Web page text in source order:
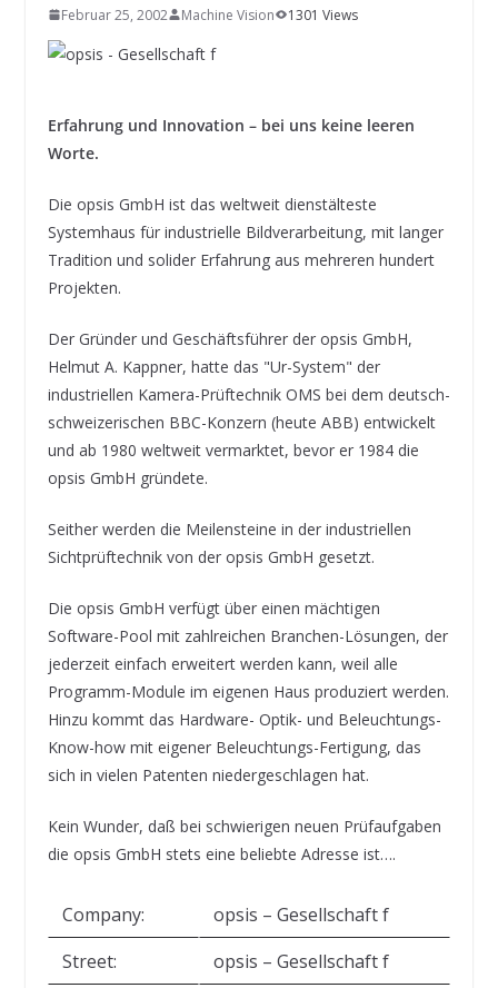
SYSTEMS WIRD EYYES
Compact system for precision
Februar 25, 2002 Machine Vision 1301 Views
Erfahrung und Innovation – bei uns keine leeren
Worte.
Die opsis GmbH ist das weltweit dienstälteste
Systemhaus für industrielle Bildverarbeitung, mit langer
Tradition und solider Erfahrung aus mehreren hundert
Projekten.
Der Gründer und Geschäftsführer der opsis GmbH,
Helmut A. Kappner, hatte das "Ur-System" der
industriellen Kamera-Prüftechnik OMS bei dem deutsch-
schweizerischen BBC-Konzern (heute ABB) entwickelt
und ab 1980 weltweit vermarktet, bevor er 1984 die
opsis GmbH gründete.
Seither werden die Meilensteine in der industriellen
Sichtprüftechnik von der opsis GmbH gesetzt.
Die opsis GmbH verfügt über einen mächtigen
Software-Pool mit zahlreichen Branchen-Lösungen, der
jederzeit einfach erweitert werden kann, weil alle
Programm-Module im eigenen Haus produziert werden.
Hinzu kommt das Hardware- Optik- und Beleuchtungs-
Know-how mit eigener Beleuchtungs-Fertigung, das
sich in vielen Patenten niedergeschlagen hat.
Kein Wunder, daß bei schwierigen neuen Prüfaufgaben
die opsis GmbH stets eine beliebte Adresse ist….
Company:
opsis – Gesellschaft f
Street:
opsis – Gesellschaft f